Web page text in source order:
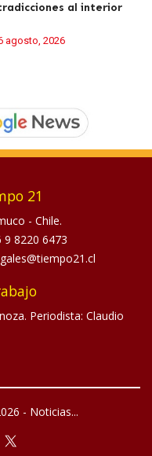
al interior
agosto, 2026
21
- Chile.
9 8220 6473
Periodista: Claudio
- Noticias...